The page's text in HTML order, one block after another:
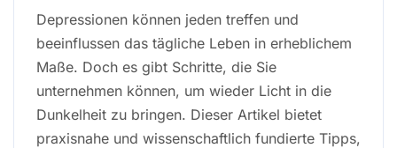
Depressionen können jeden treffen und
beeinflussen das tägliche Leben in erheblichem
Maße. Doch es gibt Schritte, die Sie
unternehmen können, um wieder Licht in die
Dunkelheit zu bringen. Dieser Artikel bietet
praxisnahe und wissenschaftlich fundierte Tipps,